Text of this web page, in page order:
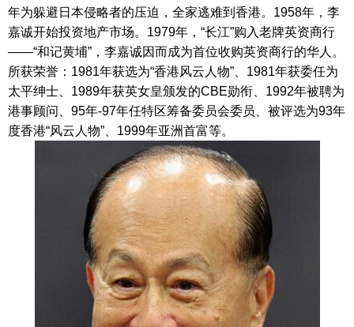
年为躲避日本侵略者的压迫，全家逃难到香港。1958年，李
嘉诚开始投资地产市场。1979年，“长江”购入老牌英资商行
——“和记黄埔”，李嘉诚因而成为首位收购英资商行的华人。
所获荣誉：1981年获选为“香港风云人物”、1981年获委任为
太平绅士、1989年获英女皇颁发的CBE勋衔、1992年被聘为
港事顾问、95年-97年任特区筹备委员会委员、被评选为93年
度香港“风云人物”、1999年亚洲首富等。